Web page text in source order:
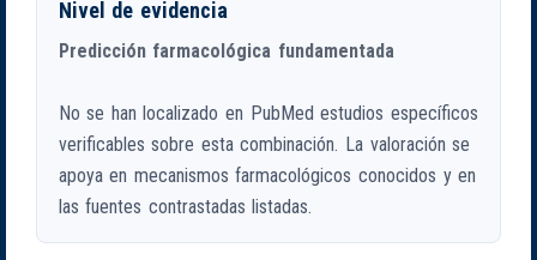
Nivel de evidencia
Predicción farmacológica fundamentada
No se han localizado en PubMed estudios específicos
verificables sobre esta combinación. La valoración se
apoya en mecanismos farmacológicos conocidos y en
las fuentes contrastadas listadas.